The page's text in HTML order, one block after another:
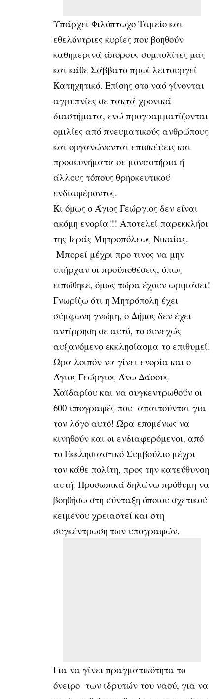
Υπάρχει Φιλόπτωχο Ταμείο και
εθελόντριες κυρίες που βοηθούν
καθημερινά άπορους συμπολίτες μας
και κάθε Σάββατο πρωί λειτουργεί
Κατηχητικό. Επίσης στο ναό γίνονται
αγρυπνίες σε τακτά χρονικά
διαστήματα, ενώ προγραμματίζονται
ομιλίες από πνευματικούς ανθρώπους
και οργανώνονται επισκέψεις και
προσκυνήματα σε μοναστήρια ή
άλλους τόπους θρησκευτικού
ενδιαφέροντος.
Κι όμως ο Άγιος Γεώργιος δεν είναι
ακόμη ενορία!!! Αποτελεί παρεκκλήσι
της Ιεράς Μητροπόλεως Νικαίας.
Μπορεί μέχρι προ τινος να μην
υπήρχαν οι προϋποθέσεις, όπως
ειπώθηκε, όμως τώρα έχουν ωριμάσει!
Γνωρίζω ότι η Μητρόπολη έχει
σύμφωνη γνώμη, ο Δήμος δεν έχει
αντίρρηση σε αυτό, το συνεχώς
αυξανόμενο εκκλησίασμα το επιθυμεί.
Ώρα λοιπόν να γίνει ενορία και ο
Άγιος Γεώργιος Άνω Δάσους
Χαϊδαρίου και να συγκεντρωθούν οι
600 υπογραφές που απαιτούνται για
τον λόγο αυτό! Ώρα επομένως να
κινηθούν και οι ενδιαφερόμενοι, από
το Εκκλησιαστικό Συμβούλιο μέχρι
τον κάθε πολίτη, προς την κατεύθυνση
αυτή. Προσωπικά δηλώνω πρόθυμη να
βοηθήσω στη σύνταξη όποιου σχετικού
κειμένου χρειαστεί και στη
συγκέντρωση των υπογραφών.
Για να γίνει πραγματικότητα το
όνειρο των ιδρυτών του ναού, για να